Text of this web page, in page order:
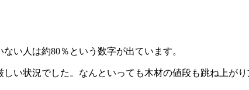
い人は約80％という数字が出ています。
い状況でした。なんといっても木材の値段も跳ね上が